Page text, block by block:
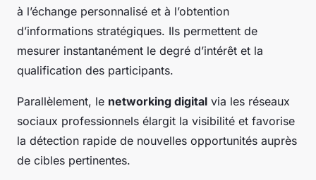
à l’échange personnalisé et à l’obtention
d’informations stratégiques. Ils permettent de
mesurer instantanément le degré d’intérêt et la
qualification des participants.
Parallèlement, le networking digital via les réseaux
sociaux professionnels élargit la visibilité et favorise
la détection rapide de nouvelles opportunités auprès
de cibles pertinentes.